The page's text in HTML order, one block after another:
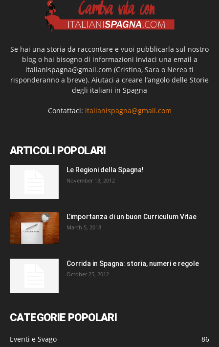
Se hai una storia da raccontare e vuoi pubblicarla sul nostro
blog o hai bisogno di informazioni inviaci una email a
italianispagna@gmail.com (Cristina, Sara o Nerea ti
risponderanno a breve). Aiutaci a creare l’angolo delle Storie
degli italiani in Spagna
Contattaci: italianispagna@gmail.com
ARTICOLI POPOLARI
Le Regioni della Spagna!
November 13, 2012
L’importanza di un buon Curriculum Vitae
March 5, 2018
Corrida in Spagna: storia, numeri e regole
October 25, 2012
CATEGORIE POPOLARI
Eventi e Svago 86